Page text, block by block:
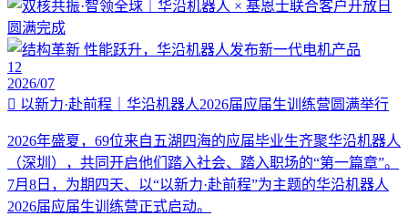
12
2026/07
以新力·赴前程｜华沿机器人2026届应届生训练营圆满举行
2026年盛夏，69位来自五湖四海的应届毕业生齐聚华沿机器人
（深圳），共同开启他们踏入社会、踏入职场的“第一篇章”。
7月8日，为期四天、以“以新力·赴前程”为主题的华沿机器人
2026届应届生训练营正式启动。